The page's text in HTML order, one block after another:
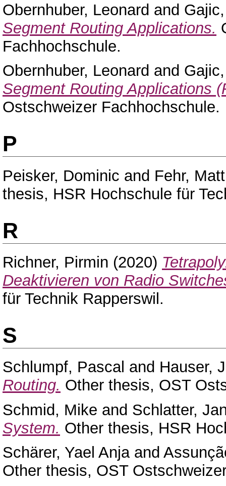
Obernhuber, Leonard and
Segment Routing Applications.
Fachhochschule.
Obernhuber, Leonard and
Segment Routing Applications
Ostschweizer Fachhochschule.
P
Peisker, Dominic and Fehr,
thesis, HSR Hochschule für
R
Richner, Pirmin (2020)
Deaktivieren von Radio
für Technik Rapperswil.
S
Schlumpf, Pascal and Hauser,
Routing. Other thesis, OST
Schmid, Mike and Schlatter,
System. Other thesis, HSR
Schärer, Yael Anjaand
Other thesis, OST